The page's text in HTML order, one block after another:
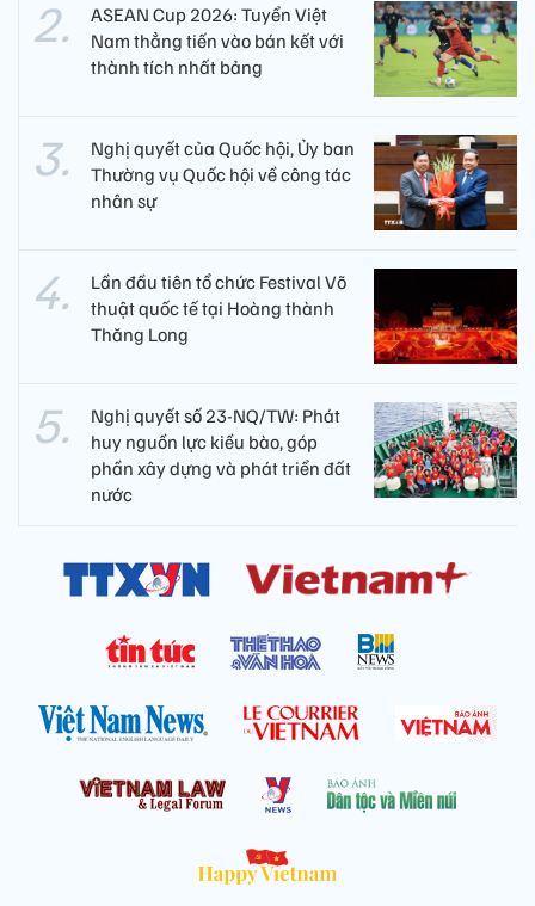
ASEAN Cup 2026: Tuyển Việt
Nam thẳng tiến vào bán kết với
thành tích nhất bảng
Nghị quyết của Quốc hội, Ủy ban
Thường vụ Quốc hội về công tác
nhân sự
Lần đầu tiên tổ chức Festival Võ
thuật quốc tế tại Hoàng thành
Thăng Long
Nghị quyết số 23-NQ/TW: Phát
huy nguồn lực kiều bào, góp
phần xây dựng và phát triển đất
nước